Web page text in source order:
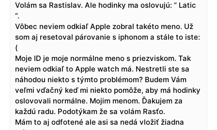
Volám sa Rastislav. Ale hodinky ma oslovujú: “ Latic
“.
Vôbec neviem odkiaľ Apple zobral takéto meno. Už
som aj resetoval párovanie s iphonom a stále to iste:
(
Moje ID je moje normálne meno s priezviskom. Tak
neviem odkiaľ to Apple watch má. Nestretli ste sa
náhodou niekto s týmto problémom? Budem Vám
veľmi vďačný keď mi niekto pomôže, aby má hodinky
oslovovali normálne. Mojim menom. Ďakujem za
každú radu. Podotýkam že sa volám Rasťo.
Mám to aj odfotené ale asi sa nedá vložiť žiadna